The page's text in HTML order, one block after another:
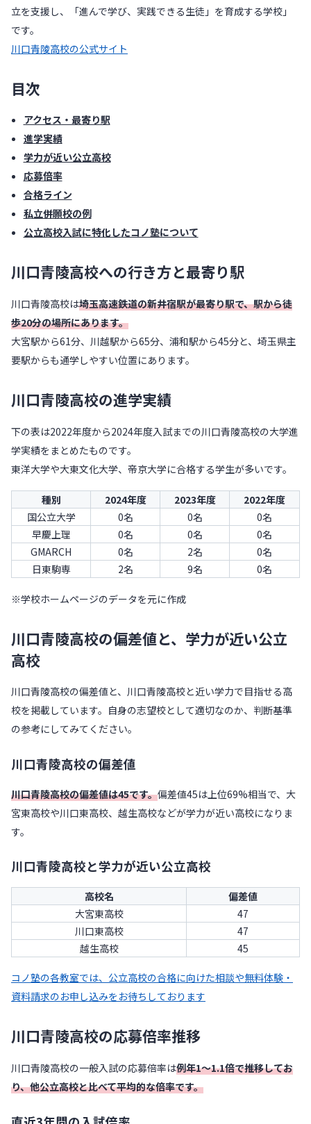
立を支援し、「進んで学び、実践できる生徒」を育成する学校」
です。
川口青陵高校の公式サイト
目次
アクセス・最寄り駅
進学実績
学力が近い公立高校
応募倍率
合格ライン
私立併願校の例
公立高校入試に特化したコノ塾について
川口青陵高校への行き方と最寄り駅
川口青陵高校は埼玉高速鉄道の新井宿駅が最寄り駅で、駅から徒
歩20分の場所にあります。
大宮駅から61分、川越駅から65分、浦和駅から45分と、埼玉県主
要駅からも通学しやすい位置にあります。
川口青陵高校の進学実績
下の表は2022年度から2024年度入試までの川口青陵高校の大学進
学実績をまとめたものです。
東洋大学や大東文化大学、帝京大学に合格する学生が多いです。
種別 2024年度 2023年度
2022年度
国公立大学
0名 0名
0名
早慶上理
0名 0名
0名
GMARCH
0名 2名
0名
日東駒専
2名 9名 0名
※学校ホームページのデータを元に作成
川口青陵高校の偏差値と、学力が近い公立
高校
川口青陵高校の偏差値と、川口青陵高校と近い学力で目指せる高
校を掲載しています。自身の志望校として適切なのか、判断基準
の参考にしてみてください。
川口青陵高校の偏差値
川口青陵高校の偏差値は45です。偏差値45は上位69%相当で、大
宮東高校や川口東高校、越生高校などが学力が近い高校になりま
す。
川口青陵高校と学力が近い公立高校
高校名
偏差値
大宮東高校
47
川口東高校
47
越生高校
45
コノ塾の各教室では、公立高校の合格に向けた相談や無料体験・
資料請求のお申し込みをお待ちしております
川口青陵高校の応募倍率推移
川口青陵高校の一般入試の応募倍率は例年1～1.1倍で推移してお
り、他公立高校と比べて平均的な倍率です。